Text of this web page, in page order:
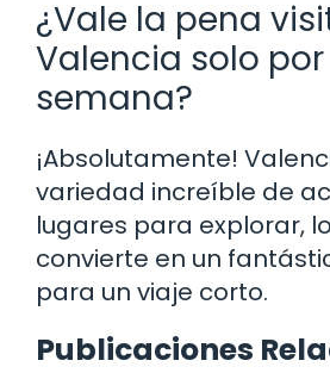
¿Vale la pena
Valencia solo
semana?
¡Absolutamente!
variedad increíble de
lugares para explorar,
convierte en un
para un viaje corto.
Publicaciones